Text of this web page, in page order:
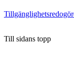
Till sidans topp